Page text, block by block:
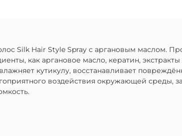
Silk Hair Style Spray с аргановым маслом.
как аргановое масло, кератин,
кутикулу, восстанавливает
воздействия окружающей среды,